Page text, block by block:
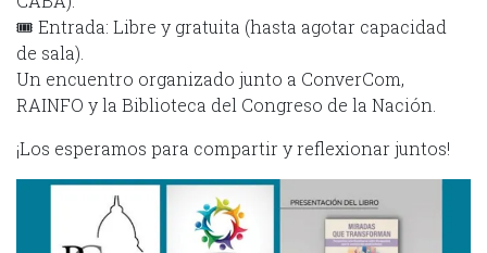
🎟 Entrada: Libre y gratuita (hasta agotar capacidad
de sala).
Un encuentro organizado junto a ConverCom,
RAINFO y la Biblioteca del Congreso de la Nación.
¡Los esperamos para compartir y reflexionar juntos!